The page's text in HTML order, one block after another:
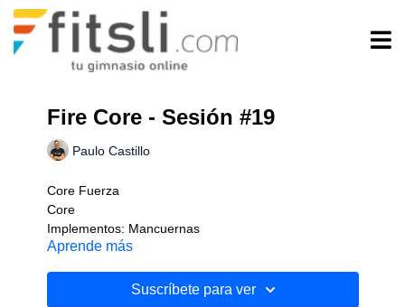
Fire Core - Sesión #19
Paulo Castillo
Core Fuerza
Core
Implementos: Mancuernas
Nivel: Intermedio
Aprende más
Suscríbete para ver